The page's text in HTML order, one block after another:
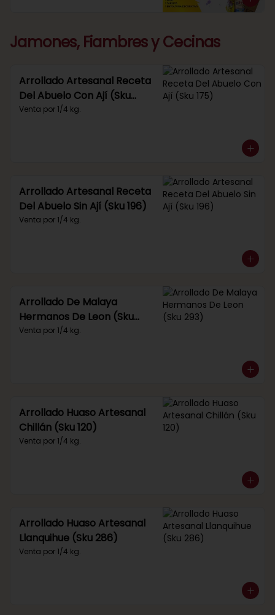
Jamones, Fiambres y Cecinas
Arrollado Artesanal Receta
Del Abuelo Con Ají (Sku
175)
Venta por 1/4 kg.
Arrollado Artesanal Receta
Del Abuelo Sin Ají (Sku 196)
Venta por 1/4 kg.
Arrollado De Malaya
Hermanos De Leon (Sku
293)
Venta por 1/4 kg.
Arrollado Huaso Artesanal
Chillán (Sku 120)
Venta por 1/4 kg.
Arrollado Huaso Artesanal
Llanquihue (Sku 286)
Venta por 1/4 kg.